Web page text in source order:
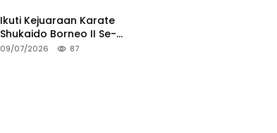
Ikuti Kejuaraan Karate
Shukaido Borneo II Se-
Kalimantan, Bupati HSS Lepas
09/07/2026 87